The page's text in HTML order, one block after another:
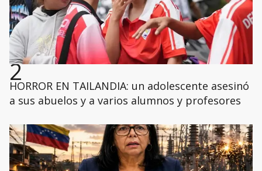
2
HORROR EN TAILANDIA: un adolescente asesinó
a sus abuelos y a varios alumnos y profesores